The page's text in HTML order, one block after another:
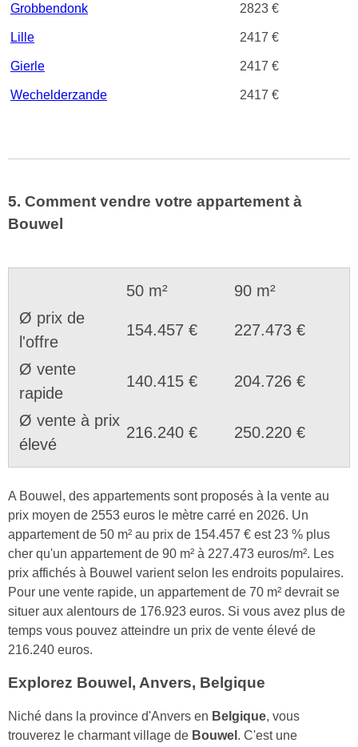
Grobbendonk 2823 €
Lille 2417 €
Gierle 2417 €
Wechelderzande 2417 €
5. Comment vendre votre appartement à
Bouwel
50 m²
90 m²
Ø prix de
l'offre
154.457 € 227.473 €
Ø vente
rapide
140.415 € 204.726 €
Ø vente à prix
élevé
216.240 € 250.220 €
A Bouwel, des appartements sont proposés à la vente au
prix moyen de 2553 euros le mètre carré en 2026. Un
appartement de 50 m² au prix de 154.457 € est 23 % plus
cher qu'un appartement de 90 m² à 227.473 euros/m². Les
prix affichés à Bouwel varient selon les endroits populaires.
Pour une vente rapide, un appartement de 70 m² devrait se
situer aux alentours de 176.923 euros. Si vous avez plus de
temps vous pouvez atteindre un prix de vente élevé de
216.240 euros.
Explorez Bouwel, Anvers, Belgique
Niché dans la province d'Anvers en Belgique, vous
trouverez le charmant village de Bouwel . C'est une